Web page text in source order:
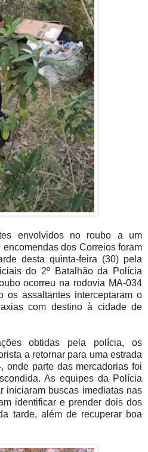
envolvidos no roubo a um
dos Correios foram
desta quinta-feira (30) pela
do 2º Batalhão da Polícia
ocorreu na rodovia MA-034
os assaltantes interceptaram o
com destino à cidade de
obtidas pela polícia, os
a retornar para uma estrada
onde parte das mercadorias foi
As equipes da Polícia
iniciaram buscas imediatas nas
identificar e prender dois dos
tarde, além de recuperar boa